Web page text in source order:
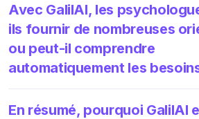
Avec GalilAI, les
ils fournir de nombreuses
ou peut-il comprendre
automatiquement les
En résumé, pourquoi GalilAI